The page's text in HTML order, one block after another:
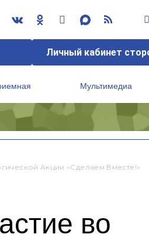
Личный кабинет
Мультимедиа
Акции «Сделаем Вместе!»
во